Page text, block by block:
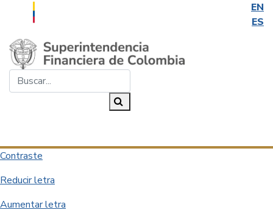
EN
ES
Saltar al contenido principal
Contraste
Reducir letra
Aumentar letra